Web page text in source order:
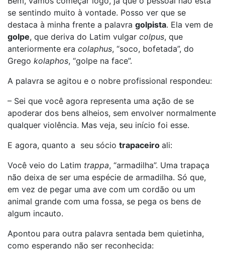
se sentindo muito à vontade. Posso ver que se
destaca à minha frente a palavra golpista. Ela vem de
golpe, que deriva do Latim vulgar colpus, que
anteriormente era colaphus, “soco, bofetada”, do
Grego kolaphos, “golpe na face”.
A palavra se agitou e o nobre profissional respondeu:
– Sei que você agora representa uma ação de se
apoderar dos bens alheios, sem envolver normalmente
qualquer violência. Mas veja, seu início foi esse.
E agora, quanto a seu sócio trapaceiro ali:
Você veio do Latim trappa, “armadilha”. Uma trapaça
não deixa de ser uma espécie de armadilha. Só que,
em vez de pegar uma ave com um cordão ou um
animal grande com uma fossa, se pega os bens de
algum incauto.
Apontou para outra palavra sentada bem quietinha,
como esperando não ser reconhecida: